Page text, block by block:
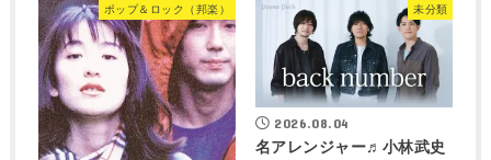
ポップ＆ロック（邦楽） 未分類
2026.08.04
名アレンジャー♬ 小林武史